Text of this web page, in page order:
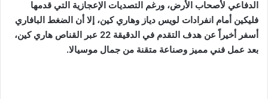
الدفاعي لأصحاب الأرض، ورغم التصديات الإعجازية التي قدمها
فليكين أمام انفرادات لويس دياز وهاري كين، إلا أن الضغط البافاري
أسفر أخيراً عن هدف التقدم في الدقيقة 22 عبر القناص هاري كين،
بعد عمل فني مميز وصناعة متقنة من جمال موسيالا.